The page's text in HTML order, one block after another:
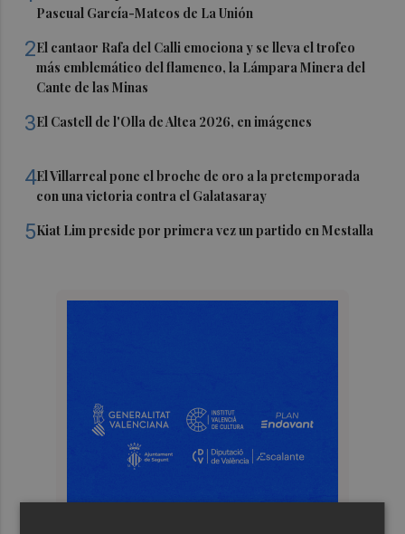
Pascual García-Mateos de La Unión
2El cantaor Rafa del Calli emociona y se lleva el trofeo
más emblemático del flamenco, la Lámpara Minera del
Cante de las Minas
3El Castell de l'Olla de Altea 2026, en imágenes
4El Villarreal pone el broche de oro a la pretemporada
con una victoria contra el Galatasaray
5Kiat Lim preside por primera vez un partido en Mestalla